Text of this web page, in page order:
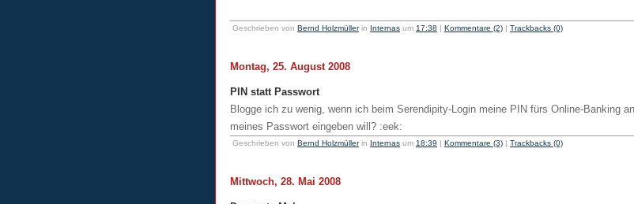
Geschrieben von Bernd Holzmüllerin Internas um 17:38 | Kommentare (2) | Trackbacks (0)
Montag, 25. August 2008
PIN statt Passwort
Blogge ich zu wenig, wenn ich beim Serendipity-Login meine PIN fürs Online-Banking
meines Passwort eingeben will? :eek:
Geschrieben von Bernd Holzmüllerin Internas um 18:39 | Kommentare (3) | Trackbacks (0)
Mittwoch, 28. Mai 2008